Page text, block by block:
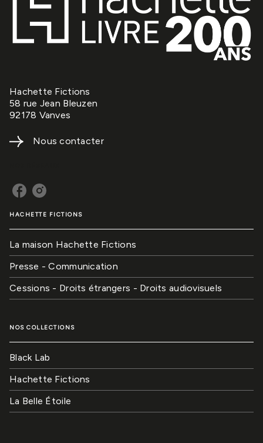
Hachette Fictions
58 rue Jean Bleuzen
92178 Vanves
Nous contacter
HACHETTE FICTIONS
La maison Hachette Fictions
Presse - Communication
Cessions - Droits étrangers - Droits audiovisuels
NOS COLLECTIONS
Black Lab
Hachette Fictions
La Belle Étoile